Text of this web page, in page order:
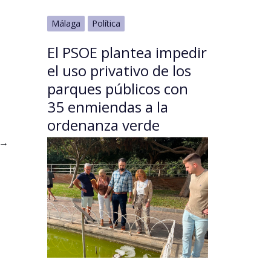
→
Málaga Política
El PSOE plantea impedir
el uso privativo de los
parques públicos con
35 enmiendas a la
ordenanza verde